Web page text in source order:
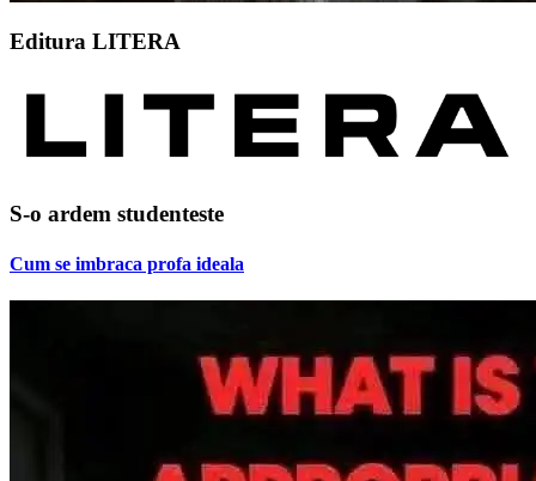
Editura LITERA
S-o ardem studenteste
Cum se imbraca profa ideala